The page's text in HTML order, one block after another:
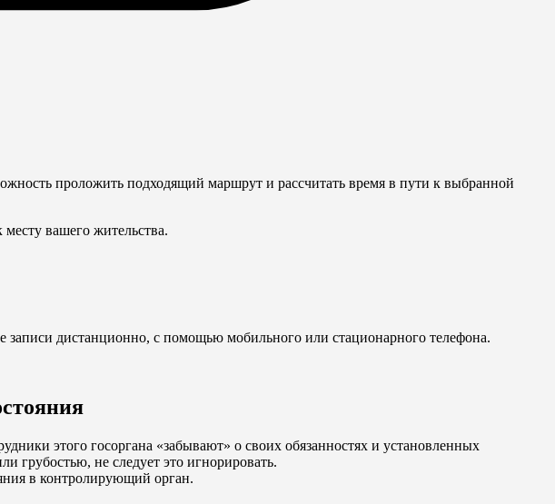
проложить подходящий маршрут и рассчитать время в пути к выбранной
вашего жительства.
записи дистанционно, с помощью мобильного или стационарного телефона.
этого госоргана «забывают» о своих обязанностях и установленных
грубостью, не следует это игнорировать.
в контролирующий орган.